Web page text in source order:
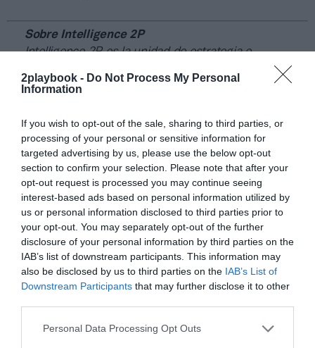
2playbook - Do Not Process My Personal
Information
If you wish to opt-out of the sale, sharing to third parties, or
processing of your personal or sensitive information for
targeted advertising by us, please use the below opt-out
section to confirm your selection. Please note that after your
opt-out request is processed you may continue seeing
interest-based ads based on personal information utilized by
us or personal information disclosed to third parties prior to
your opt-out. You may separately opt-out of the further
disclosure of your personal information by third parties on the
IAB’s list of downstream participants. This information may
also be disclosed by us to third parties on the IAB’s List of
Downstream Participants that may further disclose it to other
Personal Data Processing Opt Outs
Sobre Intelligence 2P
Intelligence 2Pes la unidad de estrategia e
inteligencia de mercado de 2Playbook, cuya plataforma
de datos monitoriza más de 34.000 contratos de
patrocinio, de los que 25.000 corresponden al mercado
competiciones internacionales, segmentados por
competición, tipología de activos, marcas, categorías de
producto y valor económico aproximado de cada
acuerdo. Si quieres más información, contacta con
nosotros en intelligence@2playbook.com.
como fuente preferida de Google
de forma gratuita
Mantente informado con las últimas noticias de actualidad.
ACTIVAR AHORA
Imprimir